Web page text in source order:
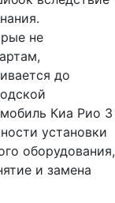
не
до
Киа Рио 3
установки
оборудования,
и замена